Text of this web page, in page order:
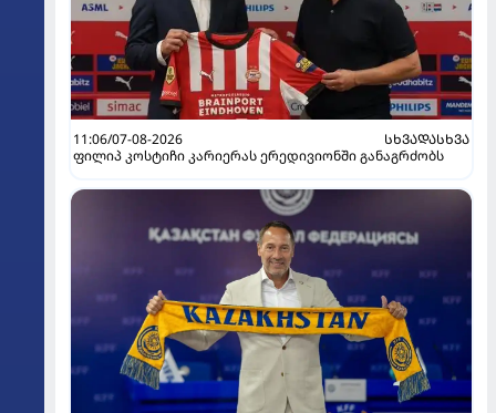
11:06/07-08-2026
ᲡᲮᲕᲐᲓᲐᲡᲮᲕᲐ
ფილიპ კოსტიჩი კარიერას ერედივიონში განაგრძობს